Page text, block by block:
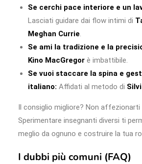
Se cerchi pace interiore e un
Lasciati guidare dai flow intimi di
Meghan Currie.
Se ami la tradizione e la
Kino MacGregorè imbattibile.
Se vuoi staccare la spina e
italiano: Affidati al metodo di
Il consiglio migliore? Non affezionarti
Sperimentare insegnanti diversi ti
meglio da ognuno e costruire la tua
I dubbi più comuni (FAQ)